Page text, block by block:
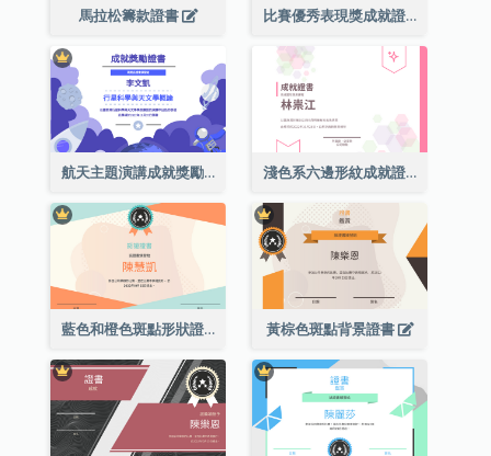
馬拉松籌款證書 比賽優秀表現獎成就證書
航天主題演講成就獎勵證書 淺色系六邊形紋成就證書
藍色和橙色斑點形狀證書 黃棕色斑點背景證書